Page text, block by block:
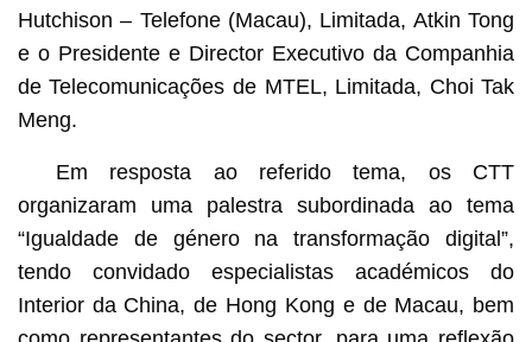
Hutchison – Telefone (Macau), Limitada, Atkin Tong
e o Presidente e Director Executivo da Companhia
de Telecomunicações de MTEL, Limitada, Choi Tak
Meng.
Em resposta ao referido tema, os CTT
organizaram uma palestra subordinada ao tema
“Igualdade de género na transformação digital”,
tendo convidado especialistas académicos do
Interior da China, de Hong Kong e de Macau, bem